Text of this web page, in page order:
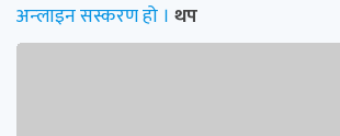
अन्लाइन सस्करण हो । थप